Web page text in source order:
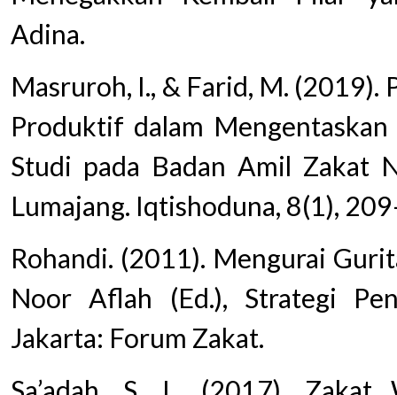
Adina.
Masruroh, I., & Farid, M. (2019).
Produktif dalam
Studi pada Badan Amil Zakat
Lumajang. Iqtishoduna, 8(1),
Rohandi. (2011). Mengurai
Noor Aflah (Ed.), Strategi
Jakarta: Forum Zakat.